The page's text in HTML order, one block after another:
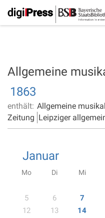
Allgemeine
1863
enthält: Allgemeine
Zeitung Leipziger
Januar
Mo Di Mi
5
6 7
12
13 14